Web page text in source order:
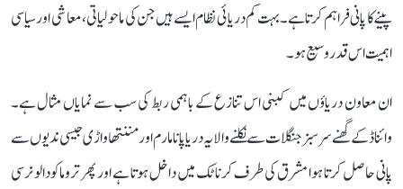
پینے کا پانی فراہم کرتا ہے۔ بہت کم دریائی نظام ایسے ہیں جن کی ماحولیاتی، معاشی اور سیاسی
اہمیت اس قدر وسیع ہو۔
ان معاون دریاؤں میں کبنی اس تنازع کے باہمی ربط کی سب سے نمایاں مثال ہے۔
وائناڈ کے گھنے سرسبز جنگلات سے نکلنے والا یہ دریا پانامارم اور مننتھاواڑی جیسی ندیوں سے
پانی حاصل کرتا ہوا مشرق کی طرف کرناٹک میں داخل ہوتا ہے اور پھر تروماکودالو نرسی